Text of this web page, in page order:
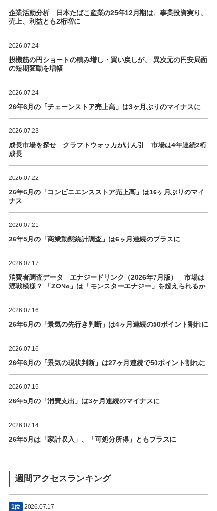
企業活動分析 日本たばこ産業の25年12月期は、事業投資実り、
売上、利益とも2桁増に
2026.07.24
投機筋の円ショートの積み増し・買い戻しが、 異次元の円安局面
の短期変動を増幅
2026.07.24
26年6月の「チェーンストア売上高」は3ヶ月ぶりのマイナスに
2026.07.23
成長市場を探せ クラフトウォッカがけん引 市場は4年連続2桁
成長
2026.07.22
26年6月の「コンビニエンスストア売上高」は16ヶ月ぶりのマイ
ナス
2026.07.21
26年5月の「商業動態統計調査」は6ヶ月連続のプラスに
2026.07.17
消費者調査データ エナジードリンク（2026年7月版） 市場は
混戦模様？ 「ZONe」は「モンスターエナジー」を超えられるか
2026.07.16
26年6月の「景気の先行き判断」は4ヶ月連続の50ポイント割れに
2026.07.16
26年6月の「景気の現状判断」は27ヶ月連続で50ポイント割れに
2026.07.15
26年5月の「消費支出」は3ヶ月連続のマイナスに
2026.07.14
26年5月は「家計収入」、「可処分所得」ともプラスに
週間アクセスランキング
1位 2026.07.17